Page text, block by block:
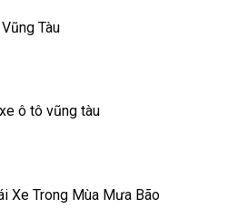
Tàu
ô tô vũng tàu
Xe Trong Mùa Mưa Bão